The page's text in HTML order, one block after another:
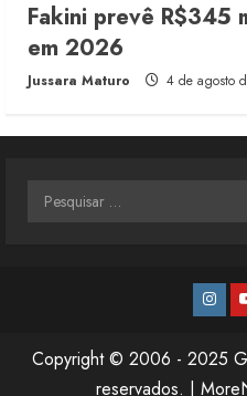
Fakini prevê R$345
em 2026
Jussara Maturo 4 de agosto
Pesquisar
Copyright © 2006 - 2025
reservados. |